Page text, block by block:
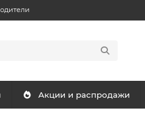
Акции и распродажи